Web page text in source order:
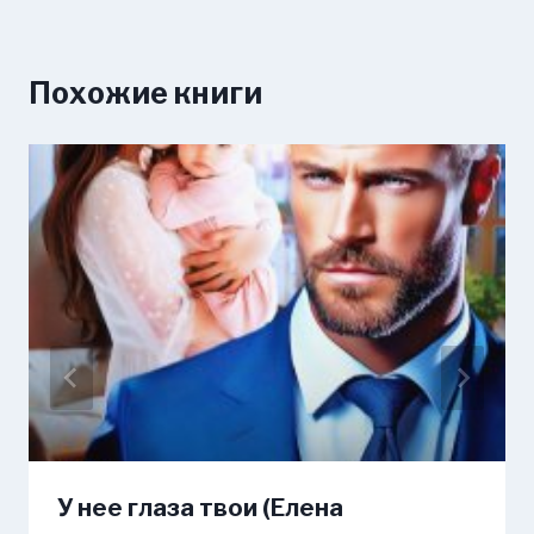
Похожие книги
У нее глаза твои (Елена